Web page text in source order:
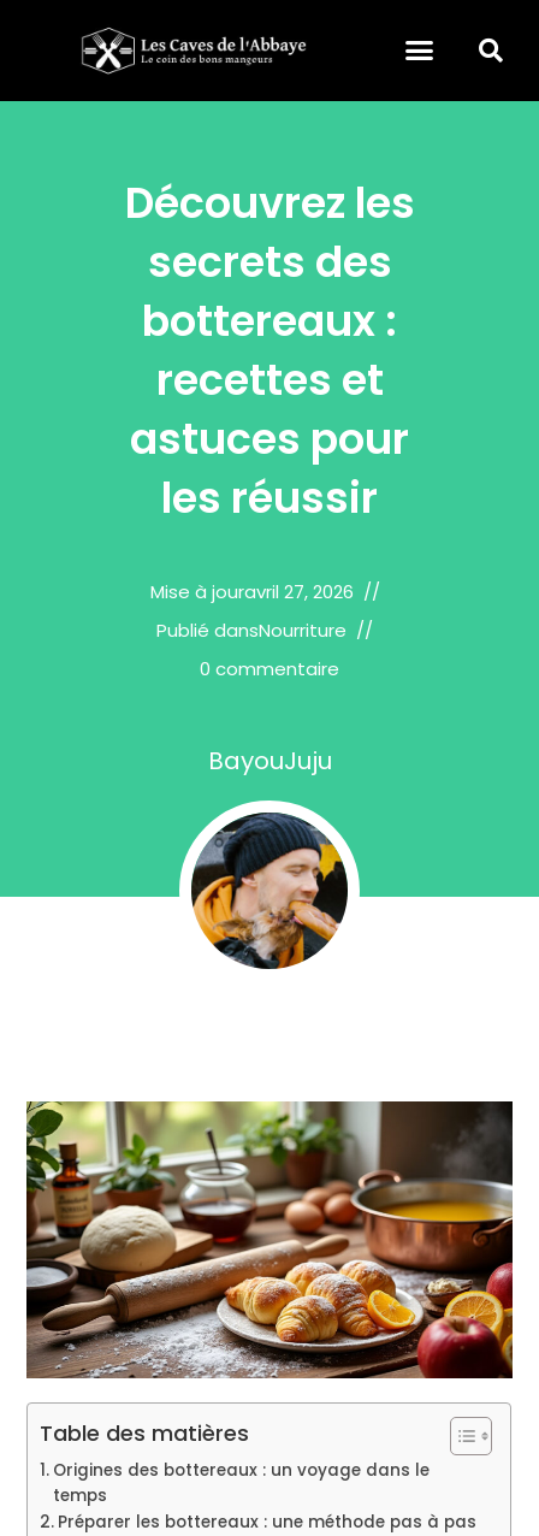
Découvrez les
secrets des
bottereaux :
recettes et
astuces pour
les réussir
Mise à jouravril 27, 2026
Publié dansNourriture
0 commentaire
BayouJuju
Table des matières
Origines des bottereaux : un voyage dans le
temps
Préparer les bottereaux : une méthode pas à pas